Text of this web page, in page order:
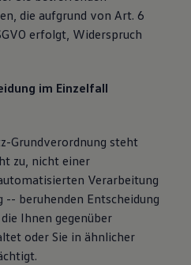
die aufgrund von Art. 6
erfolgt, Widerspruch
im Einzelfall
Grundverordnung steht
zu, nicht einer
Verarbeitung
beruhenden Entscheidung
Ihnen gegenüber
oder Sie in ähnlicher